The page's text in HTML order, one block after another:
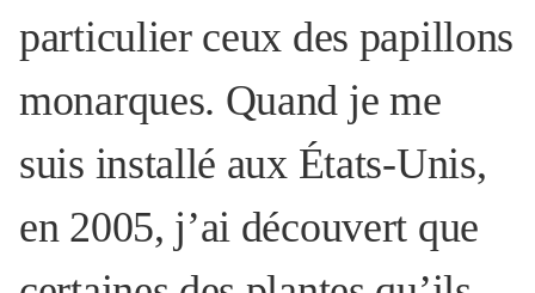
particulier ceux des papillons
monarques. Quand je me
suis installé aux États-Unis,
en 2005, j’ai découvert que